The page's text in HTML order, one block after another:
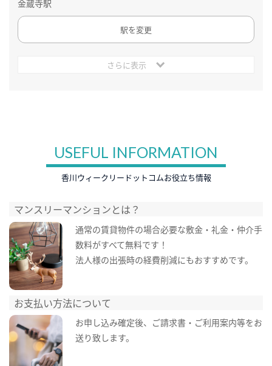
金蔵寺駅
駅を変更
さらに表示
USEFUL INFORMATION
香川ウィークリードットコムお役立ち情報
マンスリーマンションとは？
通常の賃貸物件の場合必要な敷金・礼金・仲介手
数料がすべて無料です！
法人様の出張時の経費削減にもおすすめです。
お支払い方法について
お申し込み確定後、ご請求書・ご利用案内等をお
送り致します。